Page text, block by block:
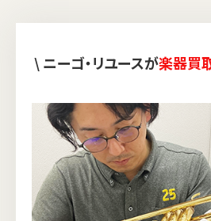
\ ニーゴ・リユースが楽器買